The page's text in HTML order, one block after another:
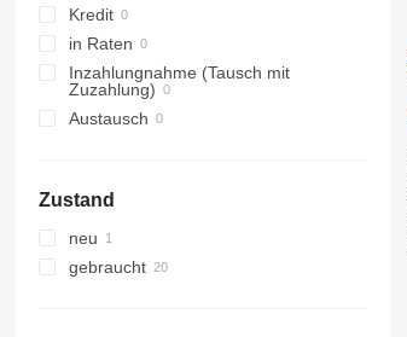
Kredit
in Raten
Inzahlungnahme (Tausch mit
Zuzahlung)
Austausch
Zustand
neu
gebraucht